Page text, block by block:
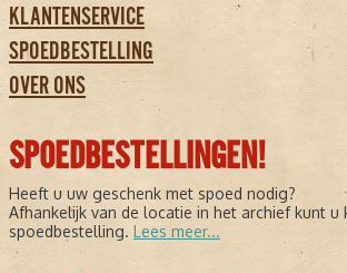
KLANTENSERVICE
SPOEDBESTELLING
OVER ONS
SPOEDBESTELLINGEN!
Heeft u uw geschenk met spoed nodig?
Afhankelijk van de locatie in het archief kunt u
spoedbestelling. Lees meer...